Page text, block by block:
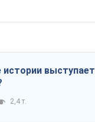
истории выступает
2,4 т.